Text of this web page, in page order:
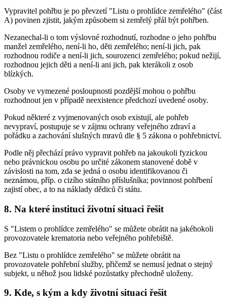
Vypravitel pohřbu je po převzetí "Listu o prohlídce zemřelého" (část
A) povinen zjistit, jakým způsobem si zemřelý přál být pohřben.
Nezanechal-li o tom výslovné rozhodnutí, rozhodne o jeho pohřbu
manžel zemřelého, není-li ho, děti zemřelého; není-li jich, pak
rozhodnou rodiče a není-li jich, sourozenci zemřelého; pokud nežijí,
rozhodnou jejich děti a není-li ani jich, pak kterákoli z osob
blízkých.
Osoby ve vymezené posloupnosti pozdější mohou o pohřbu
rozhodnout jen v případě neexistence předchozí uvedené osoby.
Pokud některé z vyjmenovaných osob existují, ale pohřeb
nevypraví, postupuje se v zájmu ochrany veřejného zdraví a
pořádku a zachování slušných mravů dle § 5 zákona o pohřebnictví.
Podle něj přechází právo vypravit pohřeb na jakoukoli fyzickou
nebo právnickou osobu po určité zákonem stanovené době v
závislosti na tom, zda se jedná o osobu identifikovanou či
neznámou, příp. o cizího státního příslušníka; povinnost pohřbení
zajistí obec, a to na náklady dědiců či státu.
8. Na které instituci životní situaci řešit
S "Listem o prohlídce zemřelého" se můžete obrátit na jakéhokoli
provozovatele krematoria nebo veřejného pohřebiště.
Bez "Listu o prohlídce zemřelého" se můžete obrátit na
provozovatele pohřební služby, přičemž se nemusí jednat o stejný
subjekt, u něhož jsou lidské pozůstatky přechodně uloženy.
9. Kde, s kým a kdy životní situaci řešit